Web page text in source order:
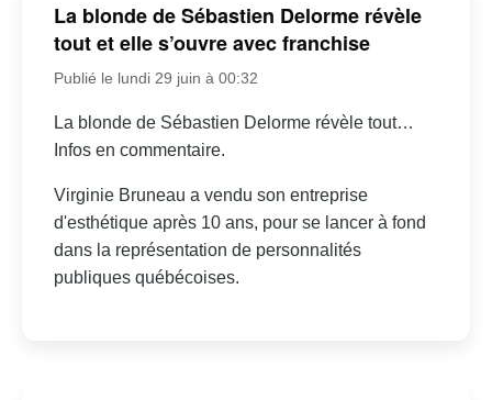
La blonde de Sébastien Delorme révèle
tout et elle s’ouvre avec franchise
Publié le lundi 29 juin à 00:32
La blonde de Sébastien Delorme révèle tout…
Infos en commentaire.
Virginie Bruneau a vendu son entreprise
d'esthétique après 10 ans, pour se lancer à fond
dans la représentation de personnalités
publiques québécoises.